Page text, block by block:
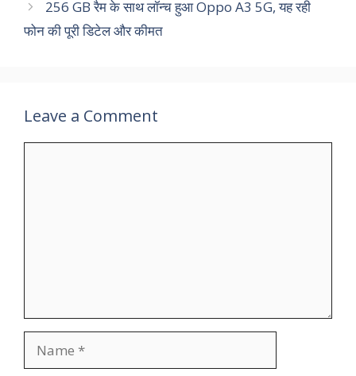
256 GB रैम के साथ लॉन्च हुआ Oppo A3 5G, यह रही
फोन की पूरी डिटेल और कीमत
Leave a Comment